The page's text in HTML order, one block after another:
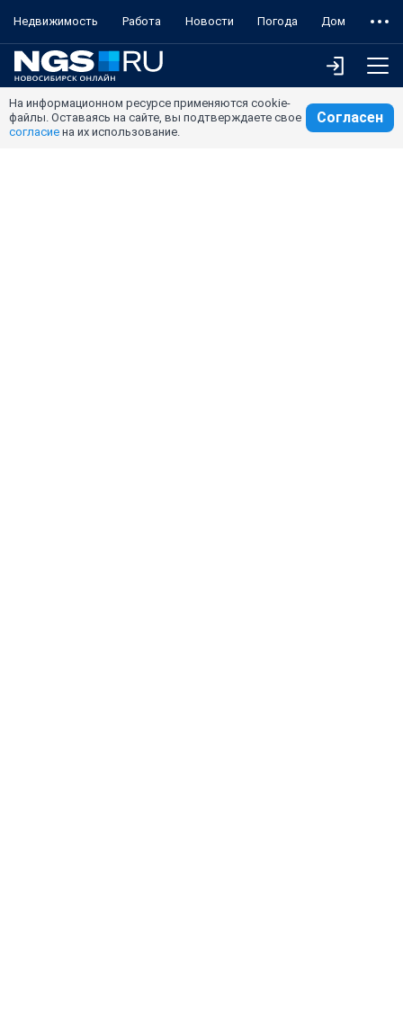
Недвижимость Работа Новости Погода Дом
На информационном ресурсе применяются cookie-
файлы. Оставаясь на сайте, вы подтверждаете свое
согласие на их использование.
Согласен